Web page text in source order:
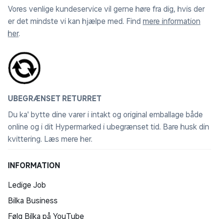
Vores venlige kundeservice vil gerne høre fra dig, hvis der
er det mindste vi kan hjælpe med. Find mere information
her.
UBEGRÆNSET RETURRET
Du ka' bytte dine varer i intakt og original emballage både
online og i dit Hypermarked i ubegrænset tid. Bare husk din
kvittering. Læs mere her.
INFORMATION
Ledige Job
Bilka Business
Følg Bilka på YouTube